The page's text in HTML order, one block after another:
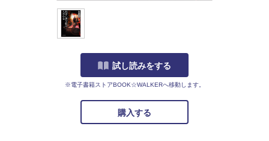
試し読みをする
※電子書籍ストアBOOK☆WALKERへ移動します。
購入する